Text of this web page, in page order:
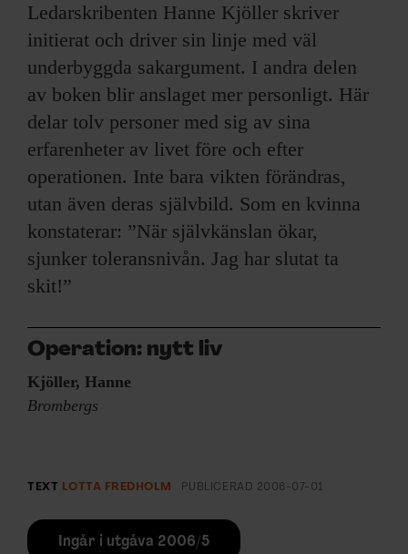
Ledarskribenten Hanne Kjöller skriver
initierat och driver sin linje med väl
underbyggda sakargument. I andra delen
av boken blir anslaget mer personligt. Här
delar tolv personer med sig av sina
erfarenheter av livet före och efter
operationen. Inte bara vikten förändras,
utan även deras självbild. Som en kvinna
konstaterar: ”När självkänslan ökar,
sjunker toleransnivån. Jag har slutat ta
skit!”
Operation: nytt liv
Kjöller, Hanne
Brombergs
TEXT LOTTA FREDHOLM PUBLICERAD 2006-07-01
Ingår i utgåva 2006/5